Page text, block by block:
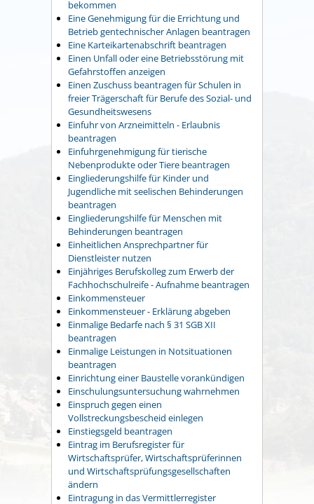
bekommen
Eine Genehmigung für die Errichtung und
Betrieb gentechnischer Anlagen beantragen
Eine Karteikartenabschrift beantragen
Einen Unfall oder eine Betriebsstörung mit
Gefahrstoffen anzeigen
Einen Zuschuss beantragen für Schulen in
freier Trägerschaft für Berufe des Sozial- und
Gesundheitswesens
Einfuhr von Arzneimitteln - Erlaubnis
beantragen
Einfuhrgenehmigung für tierische
Nebenprodukte oder Tiere beantragen
Eingliederungshilfe für Kinder und
Jugendliche mit seelischen Behinderungen
beantragen
Eingliederungshilfe für Menschen mit
Behinderungen beantragen
Einheitlichen Ansprechpartner für
Dienstleister nutzen
Einjähriges Berufskolleg zum Erwerb der
Fachhochschulreife - Aufnahme beantragen
Einkommensteuer
Einkommensteuer - Erklärung abgeben
Einmalige Bedarfe nach § 31 SGB XII
beantragen
Einmalige Leistungen in Notsituationen
beantragen
Einrichtung einer Baustelle vorankündigen
Einschulungsuntersuchung wahrnehmen
Einspruch gegen einen
Vollstreckungsbescheid einlegen
Einstiegsgeld beantragen
Eintrag im Berufsregister für
Wirtschaftsprüfer, Wirtschaftsprüferinnen
und Wirtschaftsprüfungsgesellschaften
ändern
Eintragung in das Vermittlerregister